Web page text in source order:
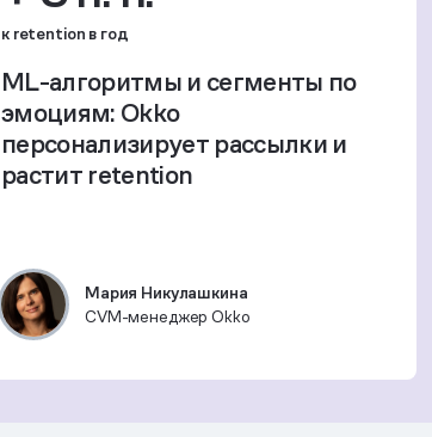
к retention в год
ML-алгоритмы и сегменты по
эмоциям: Okko
персонализирует рассылки и
растит retention
Мария Никулашкина
CVM-менеджер Okko